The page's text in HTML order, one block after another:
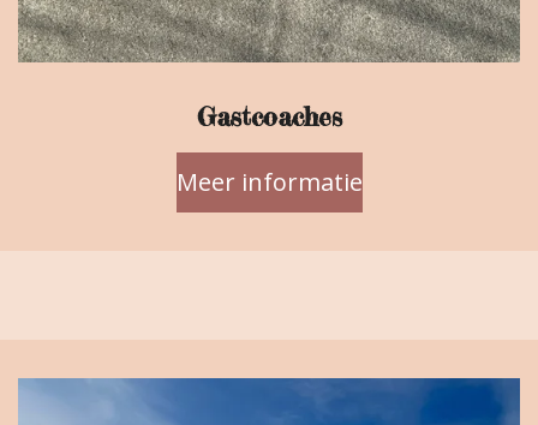
Gastcoaches
Meer informatie